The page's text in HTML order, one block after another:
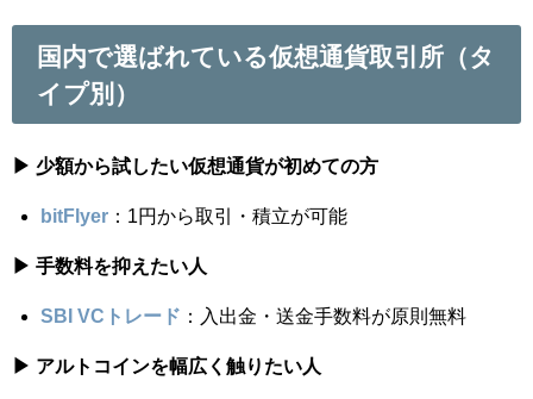
国内で選ばれている仮想通貨取引所（タ
イプ別）
▶ 少額から試したい仮想通貨が初めての方
bitFlyer ：1円から取引・積立が可能
▶ 手数料を抑えたい人
SBI VCトレード ：入出金・送金手数料が原則無料
▶ アルトコインを幅広く触りたい人